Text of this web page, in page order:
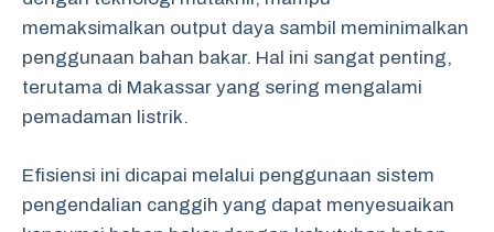
memaksimalkan output daya sambil meminimalkan
penggunaan bahan bakar. Hal ini sangat penting,
terutama di Makassar yang sering mengalami
pemadaman listrik.
Efisiensi ini dicapai melalui penggunaan sistem
pengendalian canggih yang dapat menyesuaikan